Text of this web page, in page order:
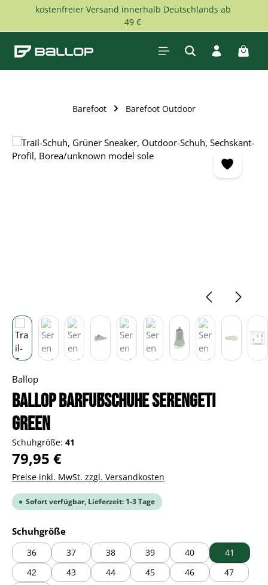
Zum Hauptinhalt springen
kostenfreier Versand innerhalb Deutschlands ab
49 €
Barefoot Barefoot Outdoor
Bildergalerie überspringen
Ballop
BALLOP Barfußschuhe Serengeti
green
Schuhgröße: 41
Regulärer Preis:
79,95 €
Preise inkl. MwSt. zzgl. Versandkosten
Sofort verfügbar, Lieferzeit: 1-3 Tage
Schuhgrößeauswählen
36 37 38 39 40
41
42
43 44 45 46
47